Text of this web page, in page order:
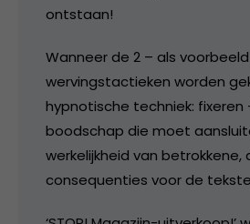
ontstaan!
Wanneer de 2 – als
wervingstactieken worden
hypnotische techniek: fixeren
boodschap die moet
werkelijkheid van
consequenties voor de